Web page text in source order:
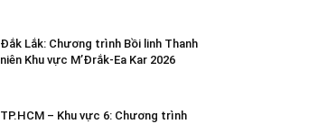
Đắk Lắk: Chương trình Bồi linh Thanh
niên Khu vực M’Đrắk-Ea Kar 2026
TP.HCM – Khu vực 6: Chương trình